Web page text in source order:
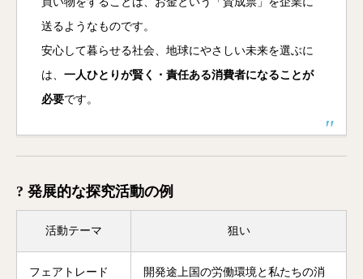
送るようなものです。
安心して暮らせる社会、地球にやさしい未来を選ぶに
は、 一人ひとりが賢く・責任ある消費者になることが
必要です。
? 発展的な探究活動の例
活動テーマ 狙い
フェアトレード
開発途上国の労働環境と私たちの消